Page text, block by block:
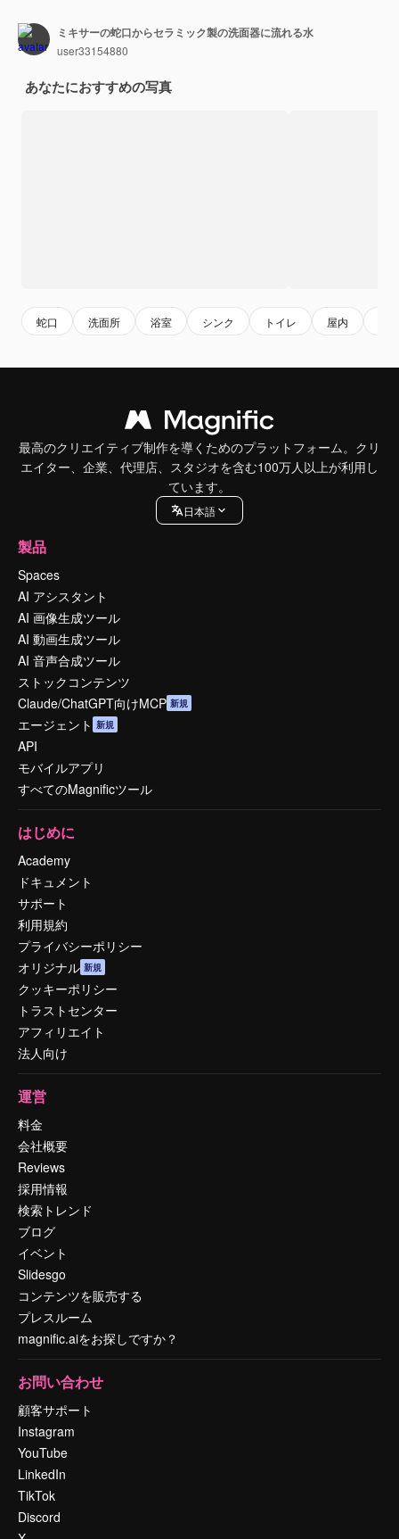
ミキサーの蛇口からセラミック製の洗面器に流れる水
user33154880
あなたにおすすめの写真
蛇口 洗面所 浴室 シンク トイレ 屋内
最高のクリエイティブ制作を導くためのプラットフォーム。クリ
エイター、企業、代理店、スタジオを含む100万人以上が利用し
ています。
日本語
製品
Spaces
AI アシスタント
AI 画像生成ツール
AI 動画生成ツール
AI 音声合成ツール
ストックコンテンツ
Claude/ChatGPT向けMCP 新規
エージェント 新規
API
モバイルアプリ
すべてのMagnificツール
はじめに
Academy
ドキュメント
サポート
利用規約
プライバシーポリシー
オリジナル 新規
クッキーポリシー
トラストセンター
アフィリエイト
法人向け
運営
料金
会社概要
Reviews
採用情報
検索トレンド
ブログ
イベント
Slidesgo
コンテンツを販売する
プレスルーム
magnific.aiをお探しですか？
お問い合わせ
顧客サポート
Instagram
YouTube
LinkedIn
TikTok
Discord